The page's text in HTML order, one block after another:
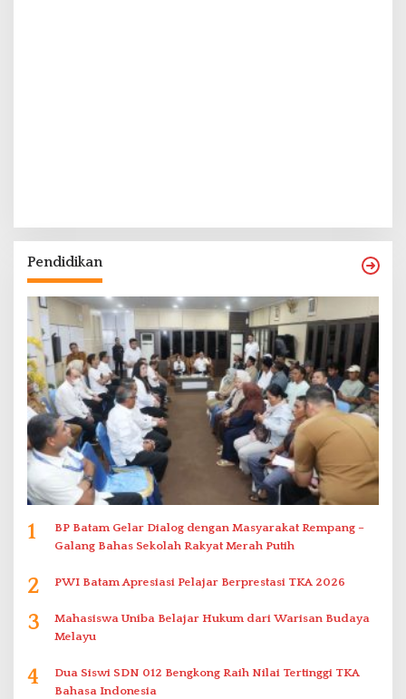
Pendidikan
1
BP Batam Gelar Dialog dengan Masyarakat Rempang –
Galang Bahas Sekolah Rakyat Merah Putih
2 PWI Batam Apresiasi Pelajar Berprestasi TKA 2026
3
Mahasiswa Uniba Belajar Hukum dari Warisan Budaya
Melayu
4
Dua Siswi SDN 012 Bengkong Raih Nilai Tertinggi TKA
Bahasa Indonesia